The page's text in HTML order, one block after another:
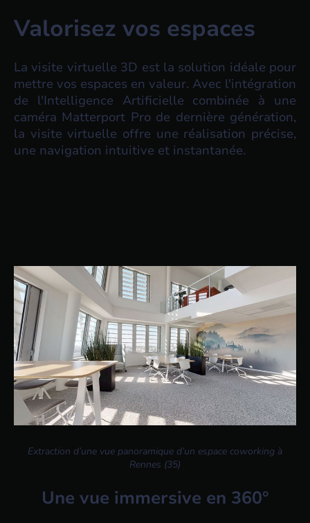
Valorisez vos espaces
La visite virtuelle 3D est la solution idéale pour
mettre vos espaces en valeur. Avec l'intégration
de l'Intelligence Artificielle combinée à une
caméra Matterport Pro de dernière génération,
la visite virtuelle offre une réalisation précise,
une navigation intuitive et instantanée.
Extraction d’une vue panoramique d’un espace coworking à
Rennes (35)
Une vue immersive en 360°